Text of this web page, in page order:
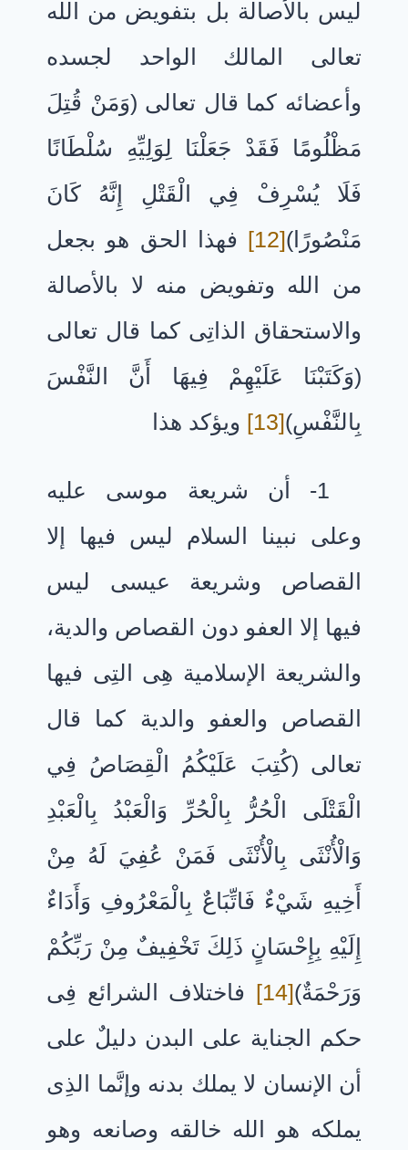
ليس بالأصالة بل بتفويض من الله
تعالى المالك الواحد لجسده
وأعضائه كما قال تعالى (وَمَنْ قُتِلَ
مَظْلُومًا فَقَدْ جَعَلْنَا لِوَلِيِّهِ سُلْطَانًا
فَلَا يُسْرِفْ فِي الْقَتْلِ إِنَّهُ كَانَ
مَنْصُورًا)[12]
فهذا الحق هو بجعل
من الله وتفويض منه لا بالأصالة
والاستحقاق الذاتِى كما قال تعالى
(وَكَتَبْنَا عَلَيْهِمْ فِيهَا أَنَّ النَّفْسَ
بِالنَّفْسِ)[13] ويؤكد هذا
1- أن شريعة موسى عليه
وعلى نبينا السلام ليس فيها إلا
القصاص وشريعة عيسى ليس
فيها إلا العفو دون القصاص والدية،
والشريعة الإسلامية هِى التِى فيها
القصاص والعفو والدية كما قال
تعالى (كُتِبَ عَلَيْكُمُ الْقِصَاصُ فِي
الْقَتْلَى الْحُرُّ بِالْحُرِّ وَالْعَبْدُ بِالْعَبْدِ
وَالْأُنْثَى بِالْأُنْثَى فَمَنْ عُفِيَ لَهُ مِنْ
أَخِيهِ شَيْءٌ فَاتِّبَاعٌ بِالْمَعْرُوفِ وَأَدَاءٌ
إِلَيْهِ بِإِحْسَانٍ ذَلِكَ تَخْفِيفٌ مِنْ رَبِّكُمْ
وَرَحْمَةٌ)[14]
فاختلاف الشرائع فِى
حكم الجناية على البدن دليلٌ على
أن الإنسان لا يملك بدنه وإنَّما الذِى
يملكه هو الله خالقه وصانعه وهو